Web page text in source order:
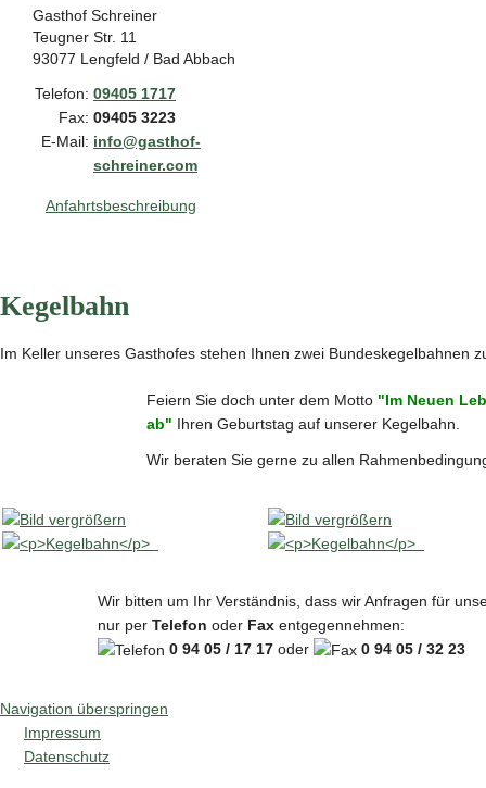
Gasthof Schreiner
Teugner Str. 11
93077 Lengfeld / Bad Abbach
Telefon: 09405 1717
Fax: 09405 3223
E-Mail: info@gasthof-
schreiner.com
Anfahrtsbeschreibung
Kegelbahn
Im Keller unseres Gasthofes stehen Ihnen zwei Bundeskegelbahnen
Feiern Sie doch unter dem Motto "Im Neuen
ab" Ihren Geburtstag auf unserer Kegelbahn.
Wir beraten Sie gerne zu allen
Wir bitten um Ihr Verständnis, dass wir Anfragen für
nur per Telefon oder Fax entgegennehmen:
0 94 05 / 17 17 oder 0 94 05 / 32 23
Navigation überspringen
Impressum
Datenschutz